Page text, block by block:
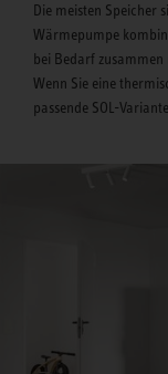
Die meisten Speicher
Wärmepumpe
bei Bedarf
Wenn Sie eine
passende SOL-